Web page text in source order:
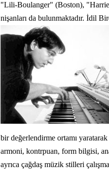
"Lili-Boulanger" (Boston),
nişanları da bulunmaktadır. İdil
bir değerlendirme ortamı
armoni, kontrpuan, form bilgisi,
ayrıca çağdaş müzik stilleri